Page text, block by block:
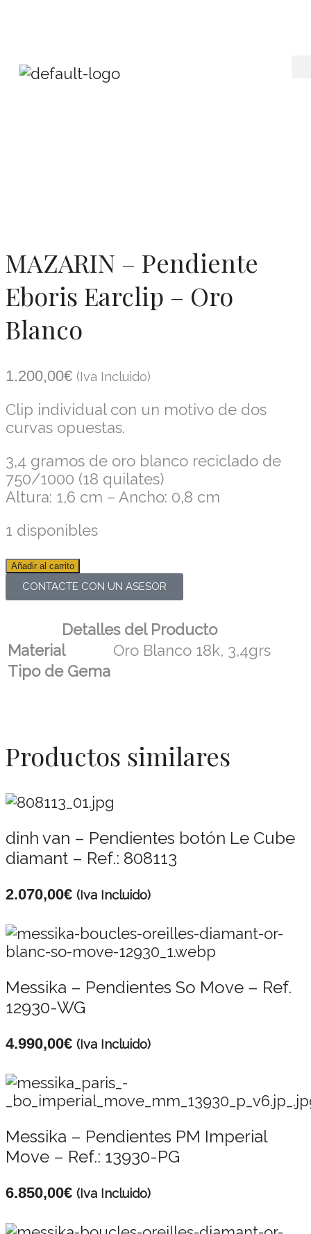
MAZARIN – Pendiente
Eboris Earclip – Oro
Blanco
1.200,00€ (Iva Incluido)
Clip individual con un motivo de dos
curvas opuestas.
3,4 gramos de oro blanco reciclado de
750/1000 (18 quilates)
Altura: 1,6 cm – Ancho: 0,8 cm
1 disponibles
Añadir al carrito
CONTACTE CON UN ASESOR
Detalles del Producto
Material
Oro Blanco 18k, 3,4grs
Tipo de Gema
Productos similares
dinh van – Pendientes botón Le Cube
diamant – Ref.: 808113
2.070,00€ (Iva Incluido)
Messika – Pendientes So Move – Ref.
12930-WG
4.990,00€ (Iva Incluido)
Messika – Pendientes PM Imperial
Move – Ref.: 13930-PG
6.850,00€ (Iva Incluido)